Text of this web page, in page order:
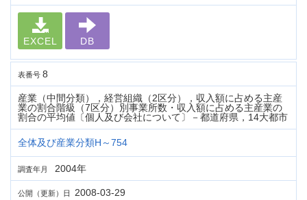
EXCEL DB
表番号 8
産業（中間分類），経営組織（2区分），収入額に占める主産
業の割合階級（7区分）別事業所数・収入額に占める主産業の
割合の平均値〔個人及び会社について〕－都道府県，14大都市
全体及び産業分類H～754
調査年月 2004年
公開（更新）日 2008-03-29